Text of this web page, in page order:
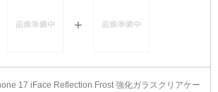
17 iFace Reflection Frost 強化ガラスクリアケー